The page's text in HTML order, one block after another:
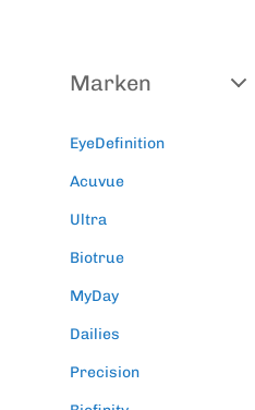
Marken
EyeDefinition
Acuvue
Ultra
Biotrue
MyDay
Dailies
Precision